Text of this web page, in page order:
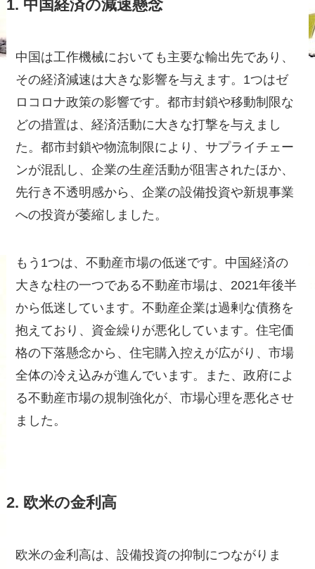
1. 中国経済の減速懸念
中国は工作機械においても主要な輸出先であり、
その経済減速は大きな影響を与えます。1つはゼ
ロコロナ政策の影響です。都市封鎖や移動制限な
どの措置は、経済活動に大きな打撃を与えまし
た。都市封鎖や物流制限により、サプライチェー
ンが混乱し、企業の生産活動が阻害されたほか、
先行き不透明感から、企業の設備投資や新規事業
への投資が萎縮しました。
もう1つは、不動産市場の低迷です。中国経済の
大きな柱の一つである不動産市場は、2021年後半
から低迷しています。不動産企業は過剰な債務を
抱えており、資金繰りが悪化しています。住宅価
格の下落懸念から、住宅購入控えが広がり、市場
全体の冷え込みが進んでいます。また、政府によ
る不動産市場の規制強化が、市場心理を悪化させ
ました。
2. 欧米の金利高
欧米の金利高は、設備投資の抑制につながりま